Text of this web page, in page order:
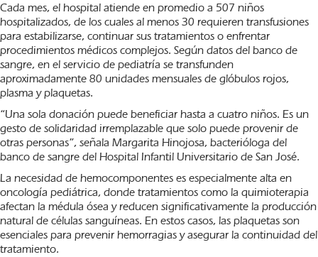
Cada mes, el hospital atiende en promedio a 507 niños
hospitalizados, de los cuales al menos 30 requieren transfusiones
para estabilizarse, continuar sus tratamientos o enfrentar
procedimientos médicos complejos. Según datos del banco de
sangre, en el servicio de pediatría se transfunden
aproximadamente 80 unidades mensuales de glóbulos rojos,
plasma y plaquetas.
“Una sola donación puede beneficiar hasta a cuatro niños. Es un
gesto de solidaridad irremplazable que solo puede provenir de
otras personas”, señala Margarita Hinojosa, bacterióloga del
banco de sangre del Hospital Infantil Universitario de San José.
La necesidad de hemocomponentes es especialmente alta en
oncología pediátrica, donde tratamientos como la quimioterapia
afectan la médula ósea y reducen significativamente la producción
natural de células sanguíneas. En estos casos, las plaquetas son
esenciales para prevenir hemorragias y asegurar la continuidad del
tratamiento.